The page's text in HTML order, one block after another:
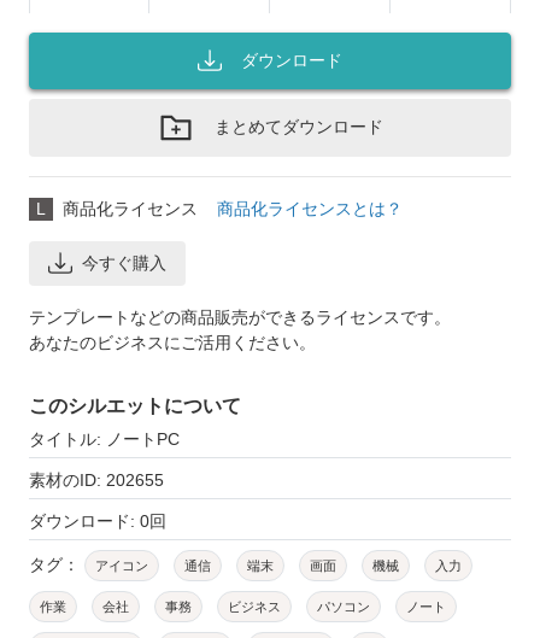
ダウンロード
まとめてダウンロード
L 商品化ライセンス 商品化ライセンスとは？
今すぐ購入
テンプレートなどの商品販売ができるライセンスです。
あなたのビジネスにご活用ください。
このシルエットについて
タイトル: ノートPC
素材のID: 202655
ダウンロード: 0回
タグ： アイコン 通信 端末 画面 機械 入力
作業 会社 事務 ビジネス パソコン ノート